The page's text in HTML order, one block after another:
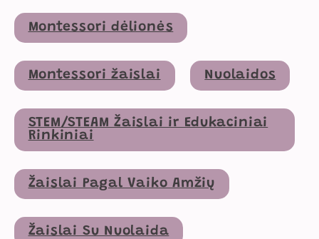
Montessori dėlionės
Montessori žaislai Nuolaidos
STEM/STEAM Žaislai ir Edukaciniai
Rinkiniai
Žaislai Pagal Vaiko Amžių
Žaislai Su Nuolaida